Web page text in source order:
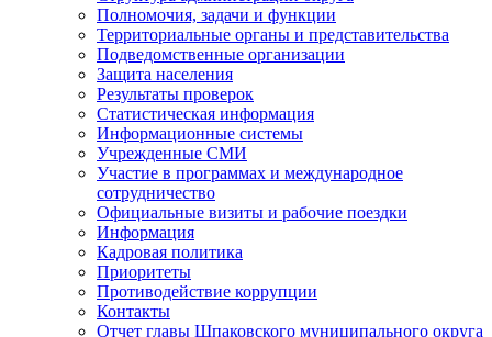
Полномочия, задачи и функции
Территориальные органы и представительства
Подведомственные организации
Защита населения
Результаты проверок
Статистическая информация
Информационные системы
Учрежденные СМИ
Участие в программах и международное
сотрудничество
Официальные визиты и рабочие поездки
Информация
Кадровая политика
Приоритеты
Противодействие коррупции
Контакты
Отчет главы Шпаковского муниципального округа